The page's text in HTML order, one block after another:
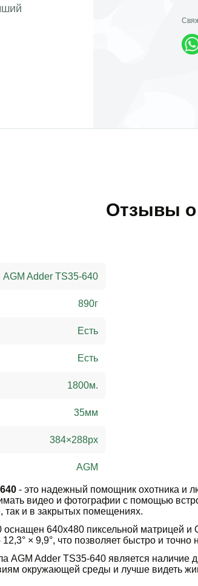
AGM Adder TS35-640
890г
Есть
Есть
1800м.
35мм
384×288px
AGM
Отзывы о
- это надежный помощник охотника и
видео и фотографии с помощью
так и в закрытых помещениях.
640х480 пиксельной матрицей
× 9,9°, что позволяет быстро и
Adder TS35-640 является наличие
окружающей среды и лучше видеть